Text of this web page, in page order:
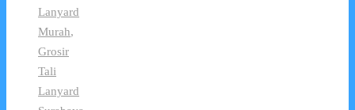
Lanyard
Murah,
Grosir
Tali
Lanyard